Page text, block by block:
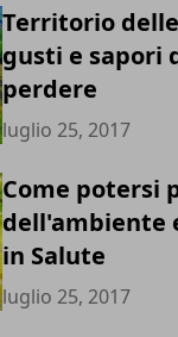
Territorio
gusti e sapori
perdere
luglio 25, 2017
Come potersi
dell'ambiente
in Salute
luglio 25, 2017